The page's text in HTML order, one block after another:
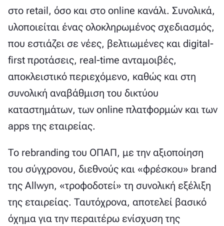
στο retail, όσο και στο online κανάλι. Συνολικά,
υλοποιείται ένας ολοκληρωμένος σχεδιασμός,
που εστιάζει σε νέες, βελτιωμένες και digital-
first προτάσεις, real-time ανταμοιβές,
αποκλειστικό περιεχόμενο, καθώς και στη
συνολική αναβάθμιση του δικτύου
καταστημάτων, των online πλατφορμών και των
apps της εταιρείας.
Το rebranding του ΟΠΑΠ, με την αξιοποίηση
του σύγχρονου, διεθνούς και «φρέσκου» brand
της Allwyn, «τροφοδοτεί» τη συνολική εξέλιξη
της εταιρείας. Ταυτόχρονα, αποτελεί βασικό
όχημα για την περαιτέρω ενίσχυση της